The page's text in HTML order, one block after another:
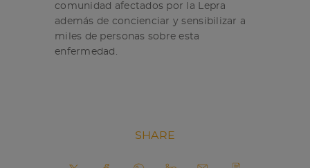
comunidad afectados por la Lepra
además de concienciar y sensibilizar a
miles de personas sobre esta
enfermedad.
SHARE